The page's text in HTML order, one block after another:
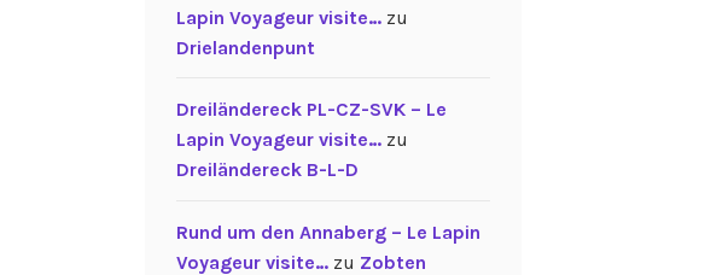
Lapin Voyageur visite…zu
Drielandenpunt
Dreiländereck PL-CZ-SVK – Le
Lapin Voyageur visite…zu
Dreiländereck B-L-D
Rund um den Annaberg – Le Lapin
Voyageur visite…zu Zobten